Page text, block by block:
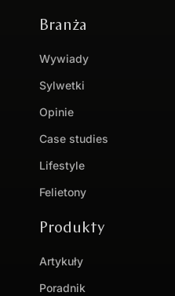
Branża
Wywiady
Sylwetki
Opinie
Case studies
Lifestyle
Felietony
Produkty
Artykuły
Poradnik